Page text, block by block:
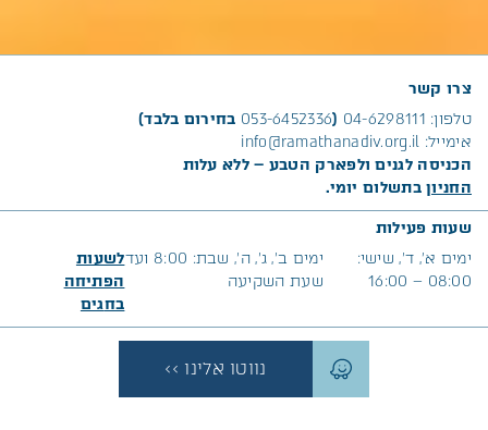
צרו קשר
טלפון: 04-6298111
(
053-6452336 בחירום בלבד)
אימייל: info@ramathanadiv.org.il
הכניסה לגנים ולפארק הטבע – ללא עלות
החניוןבתשלום יומי.
שעות פעילות
ימים א׳, ד’, שישי:
08:00 – 16:00
ימים ב’, ג’, ה’, שבת: 8:00 ועד
שעת השקיעה
לשעות
הפתיחה
בחגים
נווטו אלינו >>